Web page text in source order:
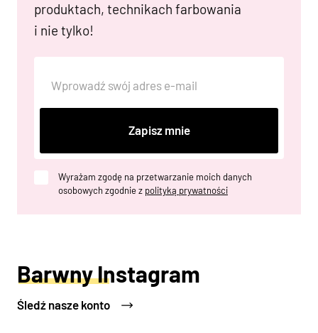
produktach, technikach farbowania
i nie tylko!
Zapisz mnie
Wyrażam zgodę na przetwarzanie moich danych
osobowych zgodnie z polityką prywatności
Barwny Instagram
Śledź nasze konto